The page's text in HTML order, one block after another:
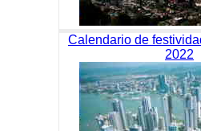
Calendario de
2022